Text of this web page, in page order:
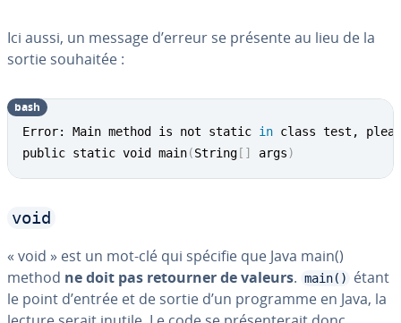
Ici aussi, un message d’erreur se présente au lieu de la
sortie souhaitée :
Error: Main method is not static in class test,
public static void main(String [ ] args)
bash
void
« void » est un mot-clé qui spécifie que Java main()
method ne doit pas retourner de valeurs. main()
étant
le point d’entrée et de sortie d’un programme en Java, la